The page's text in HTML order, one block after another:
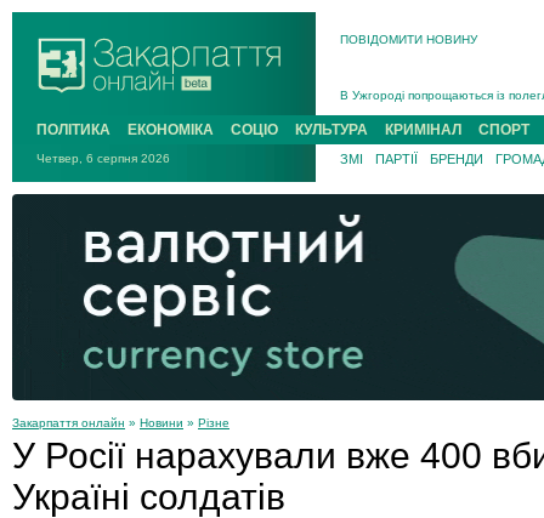
ПОВІДОМИТИ НОВИНУ
В Ужгороді попрощаються із
В Ужгороді 5 серпня
Підтвердили загибель
На війні з рф поліг військовий з
На Хустщині внаслідок ДТП за
Інструктора районного ТЦК на
ПОЛІТИКА ЕКОНОМІКА СОЦІО КУЛЬТУРА КРИМІНАЛ СПОРТ
Четвер, 6 серпня 2026 ЗМІ ПАРТІЇ БРЕНДИ
Закарпаття онлайн » Новини » Різне
У Росії нарахували вже 400
Україні солдатів